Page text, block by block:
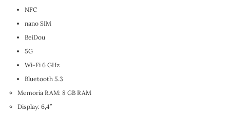
NFC
nano SIM
BeiDou
5G
Wi-Fi 6 GHz
Bluetooth 5.3
Memoria RAM: 8 GB RAM
Display: 6,4″